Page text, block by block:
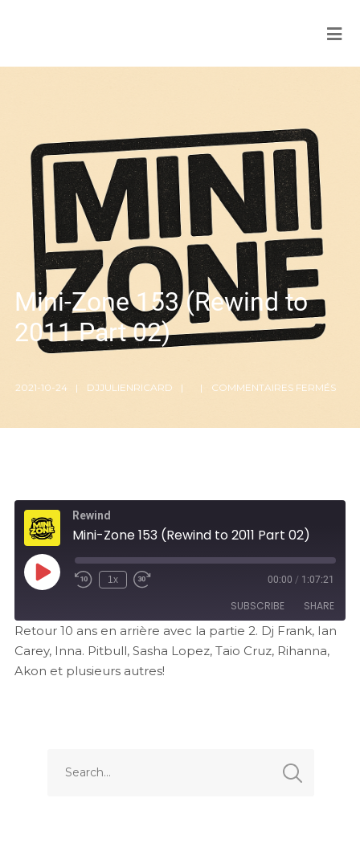
Mini-Zone 153 (Rewind to
2011 Part 02)
2021-10-24 DJJULIENRICARD COMMENTAIRES FERMÉS
Rewind
Mini-Zone 153 (Rewind to 2011 Part 02)
1x 00:00 / 1:07:21
SUBSCRIBE SHARE
RSS FEED
SHARE
Retour 10 ans en arrière avec la partie 2. Dj Frank, Ian
Carey, Inna. Pitbull, Sasha Lopez, Taio Cruz, Rihanna,
Akon et plusieurs autres!